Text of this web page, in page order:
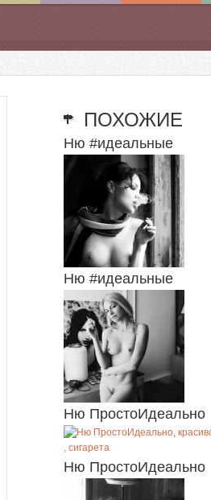
ПОХОЖИЕ
Ню #идеальные
Ню #идеальные
Ню ПростоИдеально
Ню ПростоИдеально